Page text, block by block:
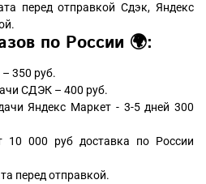
перед отправкой Сдэк, Яндекс
по России 🌍:
350 руб.
СДЭК – 400 руб.
Яндекс Маркет - 3-5 дней 300
10 000 руб доставка по России
перед отправкой.